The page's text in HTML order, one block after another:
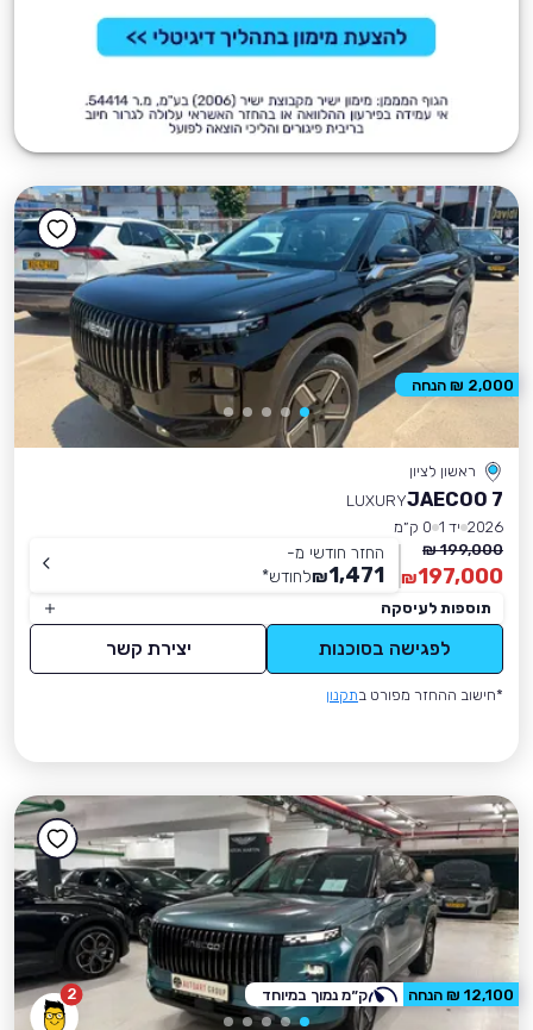
ראשון לציון
JAECOO 7
LUXURY
2026 יד 1
0 ק״מ
199,000 ₪
197,000
₪
החזר חודשי מ-
1,471
₪לחודש*
תוספות לעיסקה
לפגישה בסוכנות יצירת קשר
*חישוב ההחזר מפורט בתקנון
2,000 ₪ הנחה
2 12,100 ₪ הנחה ק״מ נמוך במיוחד